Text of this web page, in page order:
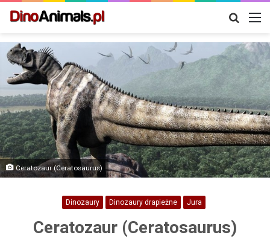
Szukaj
Ceratozaur (Ceratosaurus)
Dinozaury Dinozaury drapieżne Jura
Ceratozaur (Ceratosaurus)